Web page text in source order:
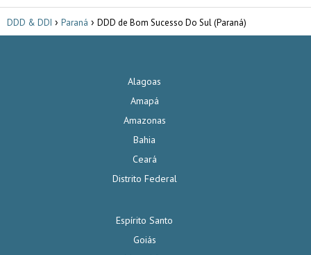
DDD & DDI Paraná DDD de Bom Sucesso Do Sul (Paraná)
Alagoas
Amapá
Amazonas
Bahia
Ceará
Distrito Federal
Espírito Santo
Goiás